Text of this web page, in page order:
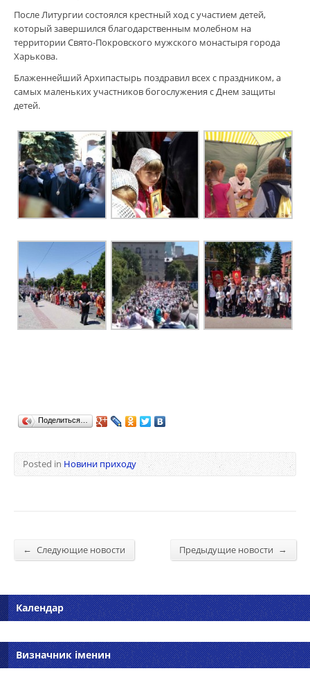
После Литургии состоялся крестный ход с участием детей,
который завершился благодарственным молебном на
территории Свято-Покровского мужского монастыря города
Харькова.
Блаженнейший Архипастырь поздравил всех с праздником, а
самых маленьких участников богослужения с Днем защиты
детей.
Поделиться…
Posted in Новини приходу
← Следующие новости Предыдущие новости →
Календар
Визначник іменин